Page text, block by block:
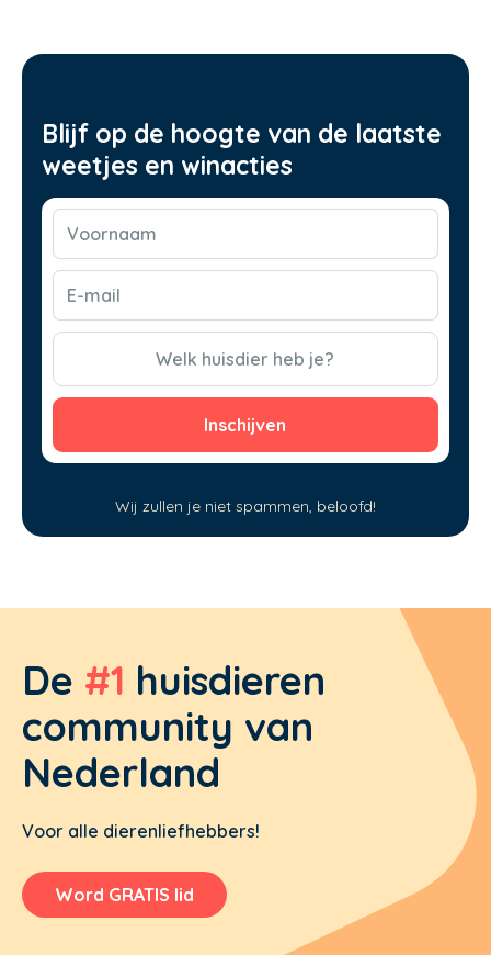
Blijf op de hoogte van de laatste
weetjes en winacties
(Vereist)
Welk huisdier heb je?
Wij zullen je niet spammen, beloofd!
De #1 huisdieren
community van
Nederland
Voor alle dierenliefhebbers!
Word GRATIS lid